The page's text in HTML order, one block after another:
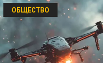
ОБЩЕСТВО